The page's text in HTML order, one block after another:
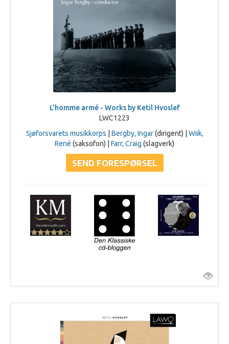
L'homme armé - Works by Ketil Hvoslef
LWC1223
Sjøforsvarets musikkorps
Bergby, Ingar(dirigent) | Wiik,
René (saksofon) | Farr, Craig (slagverk)